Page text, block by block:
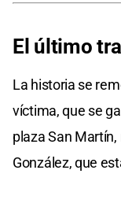
El último
La historia se
víctima, que se
plaza San
González, que